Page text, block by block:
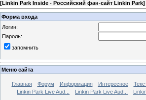
[Linkin Park Inside - Российский фан-сайт Linkin Park]
Форма входа
Логин:
Пароль:
запомнить
Меню сайта
Главная Форум Информация Интересное
Linkin Park Live Aud...
Linkin Park Live Aud...